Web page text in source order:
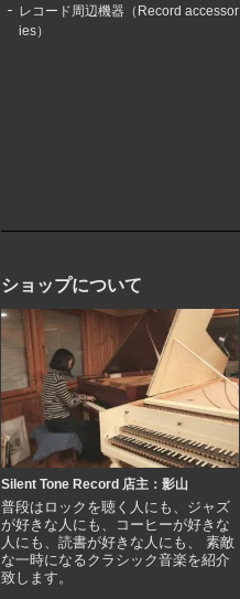
レコード周辺機器（Record accessor
ies）
ショップについて
Silent Tone Record 店主：影山
普段はロックを聴く人にも、ジャズ
が好きな人にも、コーヒーが好きな
人にも、読書が好きな人にも、 素敵
な一時になるクラシック音楽を紹介
致します。